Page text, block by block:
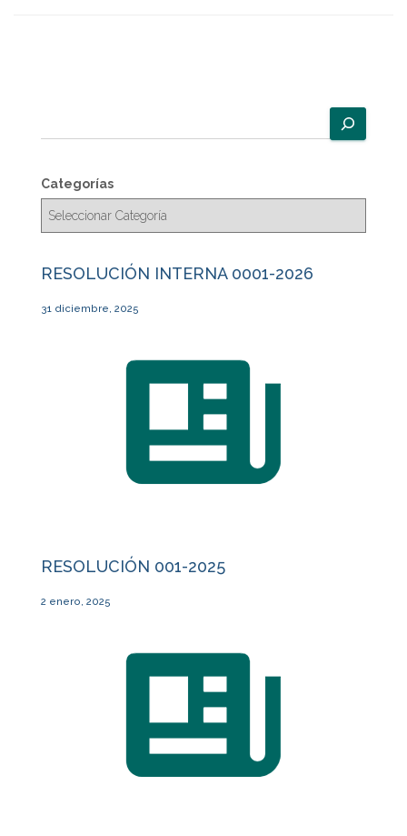
u
c
a
Categorías
RESOLUCIÓN INTERNA 0001-2026
31 diciembre, 2025
RESOLUCIÓN 001-2025
2 enero, 2025